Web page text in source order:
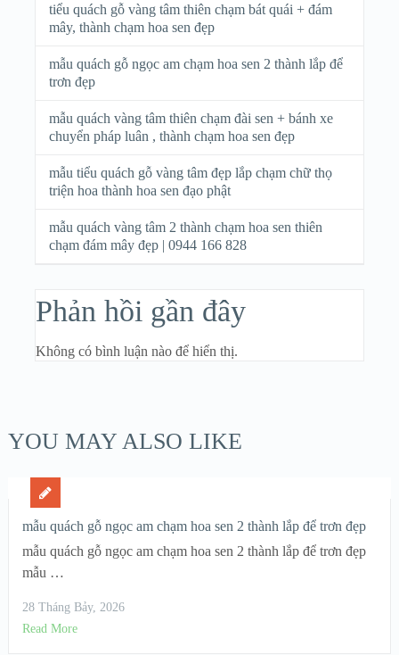
tiểu quách gỗ vàng tâm thiên chạm bát quái + đám
mây, thành chạm hoa sen đẹp
mẫu quách gỗ ngọc am chạm hoa sen 2 thành lắp để
trơn đẹp
mẫu quách vàng tâm thiên chạm đài sen + bánh xe
chuyển pháp luân , thành chạm hoa sen đẹp
mẫu tiểu quách gỗ vàng tâm đẹp lắp chạm chữ thọ
triện hoa thành hoa sen đạo phật
mẫu quách vàng tâm 2 thành chạm hoa sen thiên
chạm đám mây đẹp | 0944 166 828
Phản hồi gần đây
Không có bình luận nào để hiển thị.
YOU MAY ALSO LIKE
mẫu quách gỗ ngọc am chạm hoa sen 2 thành lắp để trơn đẹp
mẫu quách gỗ ngọc am chạm hoa sen 2 thành lắp để trơn đẹp
mẫu …
28 Tháng Bảy, 2026
Read More